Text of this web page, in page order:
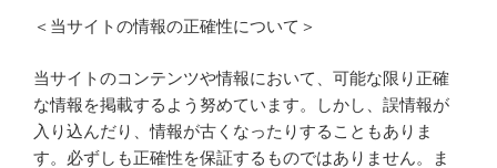
＜当サイトの情報の正確性について＞
当サイトのコンテンツや情報において、可能な限り正確
な情報を掲載するよう努めています。しかし、誤情報が
入り込んだり、情報が古くなったりすることもありま
す。必ずしも正確性を保証するものではありません。ま